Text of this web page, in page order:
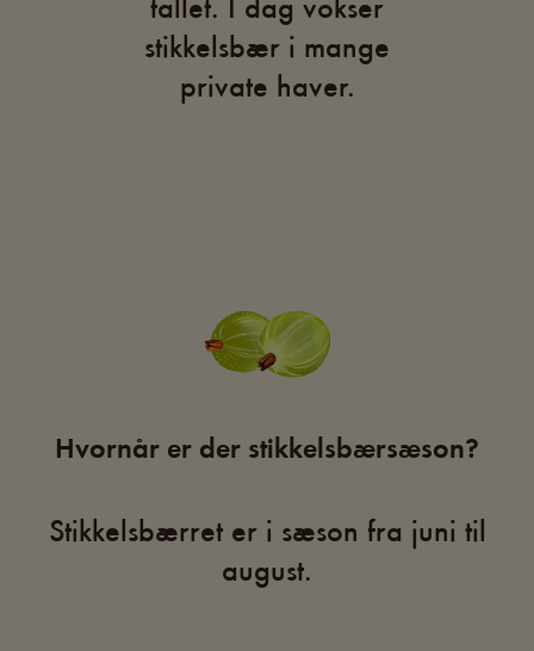
stikkelsbær i mange
private haver.
Hvornår er der stikkelsbærsæson?
Stikkelsbærret er i sæson fra juni til
august.